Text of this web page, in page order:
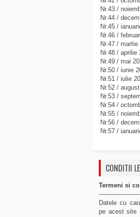
Nr.43 /
Nr.44 /
Nr.45 /
Nr.46 /
Nr.47 / martie
Nr.48 / aprilie
Nr.49 / mai
Nr.50 / iunie
Nr.51 / iulie
Nr.52 /
Nr.53 /
Nr.54 /
Nr.55 /
Nr.56 /
Nr.57 /
CONDITII
Termeni si
Datele cu
pe acest site